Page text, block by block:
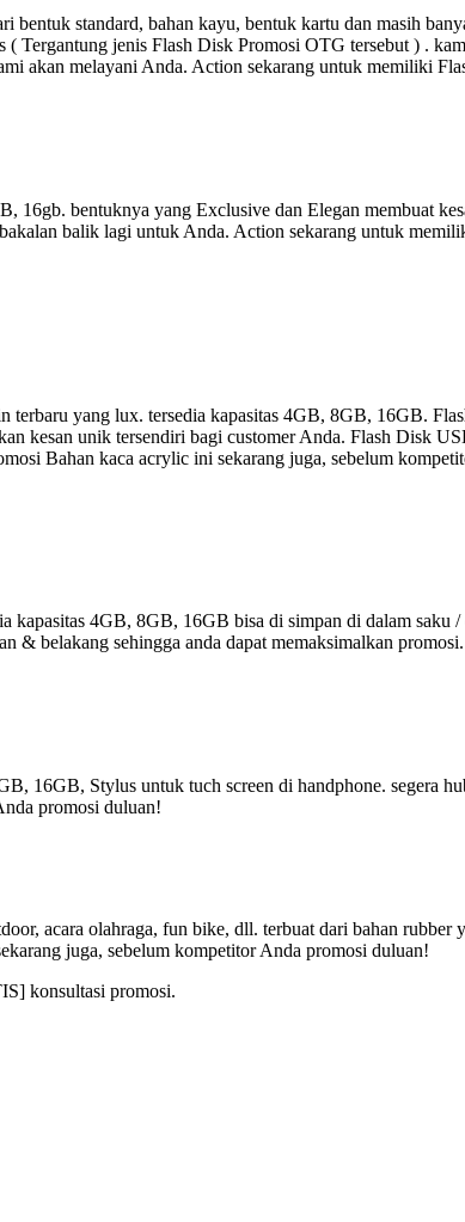
bentuk standard, bahan kayu, bentuk kartu dan masih
jenis Flash Disk Promosi OTG tersebut ) .
akan melayani Anda. Action sekarang untuk memiliki
bentuknya yang Exclusive dan Elegan membuat
balik lagi untuk Anda. Action sekarang untuk
terbaru yang lux. tersedia kapasitas 4GB, 8GB, 16GB.
kesan unik tersendiri bagi customer Anda. Flash Disk
Bahan kaca acrylic ini sekarang juga, sebelum
4GB, 8GB, 16GB bisa di simpan di dalam
& belakang sehingga anda dapat memaksimalkan
16GB, Stylus untuk tuch screen di handphone. segera
promosi duluan!
acara olahraga, fun bike, dll. terbuat dari bahan
juga, sebelum kompetitor Anda promosi duluan!
konsultasi promosi.